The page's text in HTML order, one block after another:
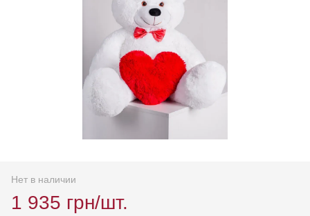
Нет в наличии
1 935 грн/шт.